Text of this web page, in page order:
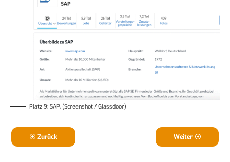
Platz 9: SAP. (Screenshot / Glassdoor)
Zurück Weiter